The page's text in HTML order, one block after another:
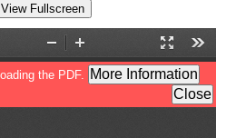
View Fullscreen